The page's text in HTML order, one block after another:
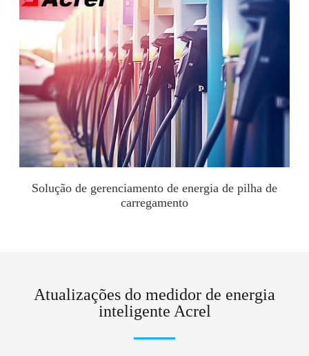
Solução de gerenciamento de energia de pilha de
carregamento
Atualizações do medidor de energia
inteligente Acrel